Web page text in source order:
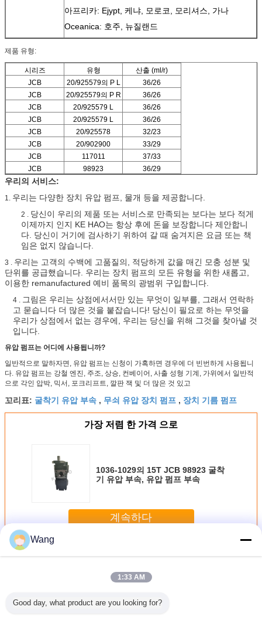
아프리카: Ejypt, 케냐, 모로코, 모리셔스, 가나
Oceanica: 호주, 뉴질랜드
제품 유형:
시리즈 유형
산출 (ml/r)
JCB
20/925579의 P L
36/26
JCB
20/925579의 P R
36/26
JCB
20/925579 L
36/26
JCB
20/925579 L
36/26
JCB
20/925578
32/23
JCB
20/902900
33/29
JCB
117011
37/33
JCB
98923 36/29
우리의 서비스:
1. 우리는 다양한 장치 유압 펌프, 물개 등을 제공합니다.
2 . 당신이 우리의 제품 또는 서비스로 만족되는 보다는 보다 적게
이제까지 인지 KE HAO는 항상 후에 돈을 보장합니다 제안합니
다. 당신이 거기에 검사하기 위하여 갈 때 숨겨지은 요금 또는 책
임은 없지 않습니다.
3 . 우리는 고객의 수백에 고품질의, 적당하게 값을 매긴 모충 성분 및
단위를 공급했습니다. 우리는 장치 펌프의 모든 유형을 위한 새롭고,
이용한 remanufactured 예비 품목의 광범위 구입합니다.
4 . 그림은 우리는 상점에서서만 있는 무엇이 일부를, 그래서 연락하
고 묻습니다 더 많은 것을 붙잡습니다! 당신이 필요로 하는 무엇을
우리가 상점에서 없는 경우에, 우리는 당신을 위해 그것을 찾아낼 것
입니다.
유압 펌프는 어디에 사용됩니까?
일반적으로 말하자면, 유압 펌프는 신청이 가혹하면 경우에 더 빈번하게 사용됩니
다. 유압 펌프는 강철 엔진, 주조, 상승, 컨베이어, 사출 성형 기계, 가위에서 일반적
으로 각인 압박, 믹서, 포크리프트, 깔판 잭 및 더 많은 것 있고
꼬리표: 굴착기 유압 부속 , 무쇠 유압 장치 펌프 , 장치 기름 펌프
가장 저렴 한 가격 으로
1036-1029의 15T JCB 98923 굴착
기 유압 부속, 유압 펌프 부속
계속하다
더 많은 것
Wang
1:33 AM
Good day, what product are you looking for?